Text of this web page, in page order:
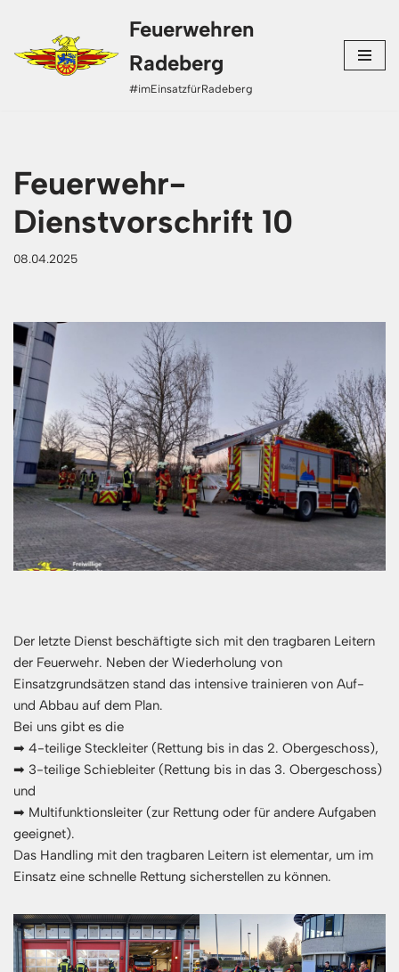
Zum
Inhalt
Feuerwehren
Radeberg
#imEinsatzfürRadeberg
Feuerwehr-
Dienstvorschrift 10
08.04.2025
Der letzte Dienst beschäftigte sich mit den tragbaren Leitern
der Feuerwehr. Neben der Wiederholung von
Einsatzgrundsätzen stand das intensive trainieren von Auf-
und Abbau auf dem Plan.
Bei uns gibt es die
➡ 4-teilige Steckleiter (Rettung bis in das 2. Obergeschoss),
➡ 3-teilige Schiebleiter (Rettung bis in das 3. Obergeschoss)
und
➡ Multifunktionsleiter (zur Rettung oder für andere Aufgaben
geeignet).
Das Handling mit den tragbaren Leitern ist elementar, um im
Einsatz eine schnelle Rettung sicherstellen zu können.